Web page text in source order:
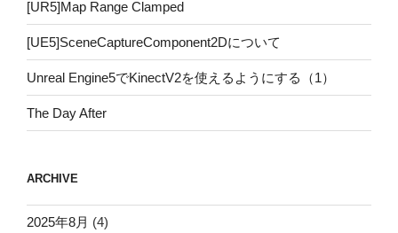
[UR5]Map Range Clamped
[UE5]SceneCaptureComponent2Dについて
Unreal Engine5でKinectV2を使えるようにする（1）
The Day After
ARCHIVE
2025年8月 (4)